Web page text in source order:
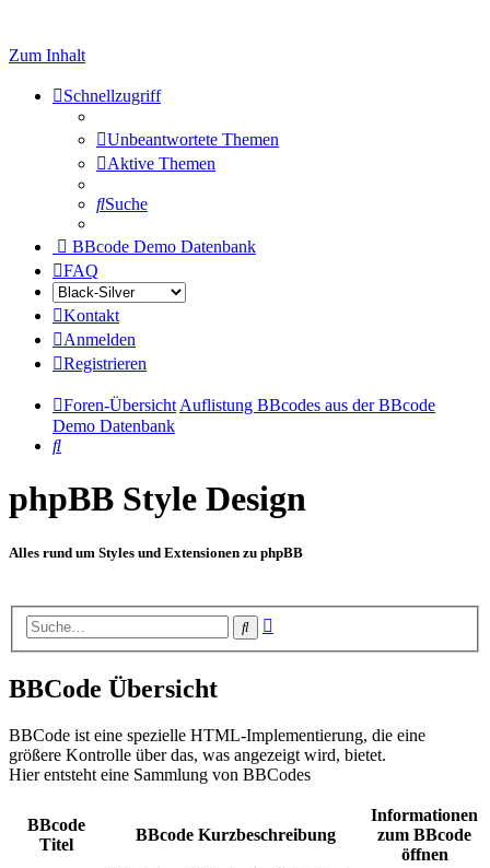
Zum Inhalt
Schnellzugriff
Unbeantwortete Themen
Aktive Themen
Suche
BBcode Demo Datenbank
FAQ
Kontakt
Anmelden
Registrieren
Foren-Übersicht Auflistung BBcodes aus der BBcode
Demo Datenbank
Suche
phpBB Style Design
Alles rund um Styles und Extensionen zu phpBB
Suche
BBCode Übersicht
BBCode ist eine spezielle HTML-Implementierung, die eine
größere Kontrolle über das, was angezeigt wird, bietet.
Hier entsteht eine Sammlung von BBCodes
BBcode
Titel
BBcode Kurzbeschreibung
Informationen
zum BBcode
öffnen